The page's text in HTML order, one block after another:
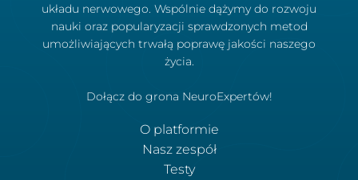
układu nerwowego. Wspólnie dążymy do rozwoju
nauki oraz popularyzacji sprawdzonych metod
umożliwiających trwałą poprawę jakości naszego
życia.
Dołącz do grona NeuroExpertów!
O platformie
Nasz zespół
Testy